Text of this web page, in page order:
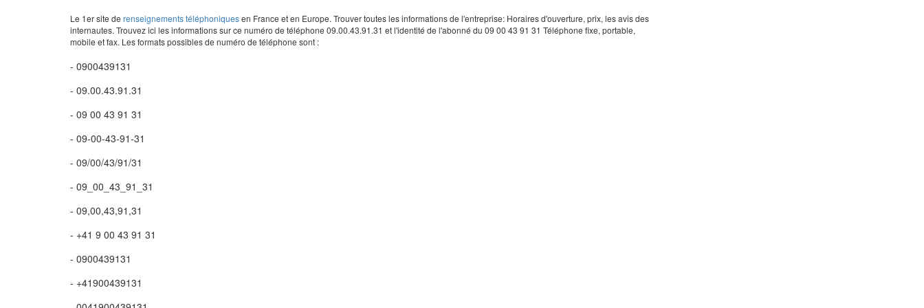
Le 1er site de renseignements téléphoniquesen France et en Europe. Trouver toutes les informations de l'entreprise: Horaires d'ouverture, prix, les avis des
internautes. Trouvez ici les informations sur ce numéro de téléphone 09.00.43.91.31 et l'identité de l'abonné du 09 00 43 91 31 Téléphone fixe, portable,
mobile et fax. Les formats possibles de numéro de téléphone sont :
- 0900439131
- 09.00.43.91.31
- 09 00 43 91 31
- 09-00-43-91-31
- 09/00/43/91/31
- 09_00_43_91_31
- 09,00,43,91,31
- +41 9 00 43 91 31
- 0900439131
- +41900439131